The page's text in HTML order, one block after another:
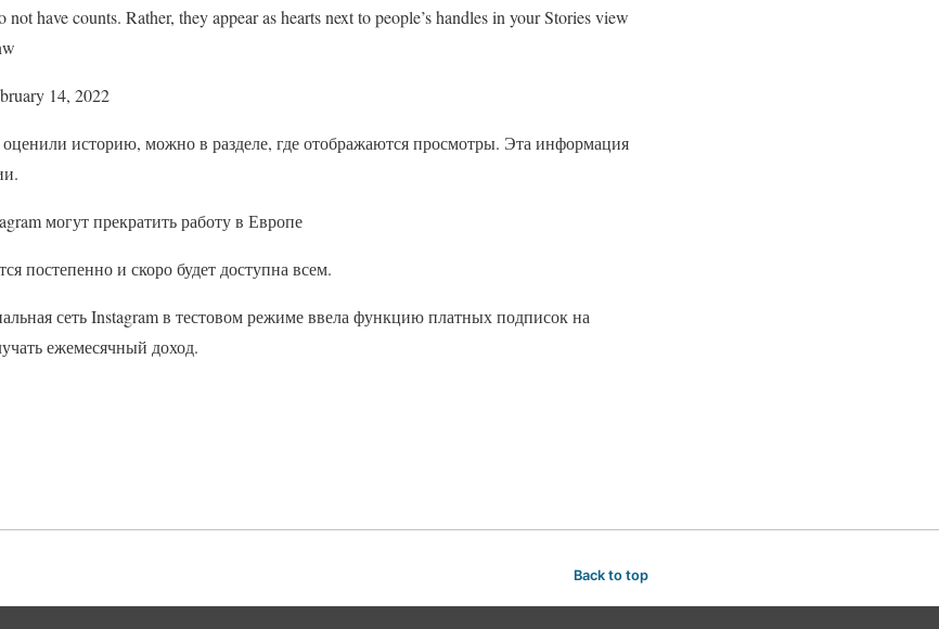
have counts. Rather, they appear as hearts next to people’s handles in your Stories view
14, 2022
оценили историю, можно в разделе, где отображаются просмотры. Эта информация
могут прекратить работу в Европе
постепенно и скоро будет доступна всем.
сеть Instagram в тестовом режиме ввела функцию платных подписок на
ежемесячный доход.
Back to top